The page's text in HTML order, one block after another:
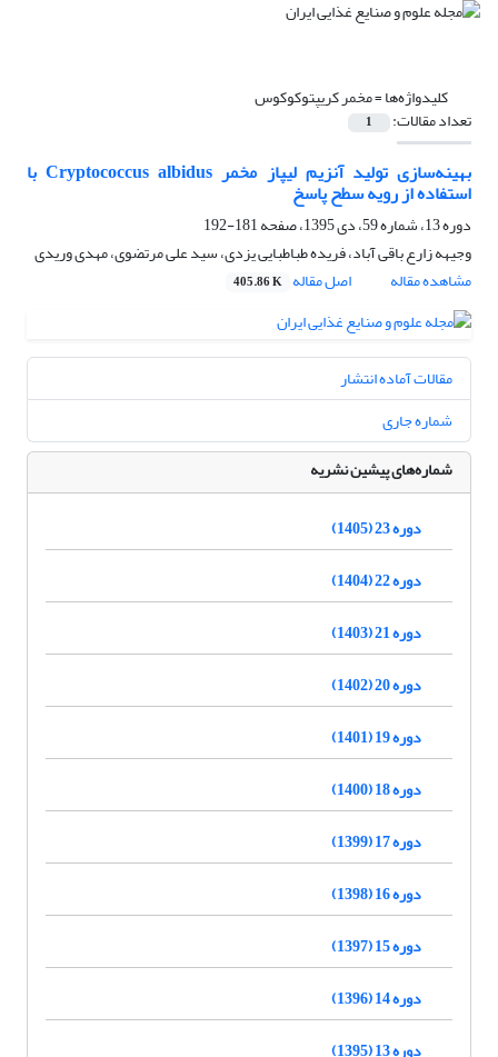
کلیدواژه‌ها =مخمر کریپتوکوکوس
تعداد مقالات: 1
بهینه‌سازی تولید آنزیم لیپاز مخمر Cryptococcus albidus با
استفاده از رویه سطح پاسخ
دوره 13، شماره 59، دی 1395، صفحه
181-192
وجیهه زارع باقی آباد، فریده طباطبایی یزدی، سید علی مرتضوی، مهدی وریدی
مشاهده مقاله
اصل مقاله 405.86 K
مقالات آماده انتشار
شماره جاری
شماره‌های پیشین نشریه
دوره 23 (1405)
دوره 22 (1404)
دوره 21 (1403)
دوره 20 (1402)
دوره 19 (1401)
دوره 18 (1400)
دوره 17 (1399)
دوره 16 (1398)
دوره 15 (1397)
دوره 14 (1396)
دوره 13 (1395)